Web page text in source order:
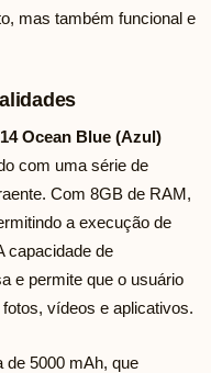
mas também funcional e
Ocean Blue (Azul)
com uma série de
Com 8GB de RAM,
a execução de
capacidade de
e permite que o usuário
vídeos e aplicativos.
de 5000 mAh, que